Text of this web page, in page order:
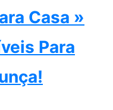
Casa »
Para